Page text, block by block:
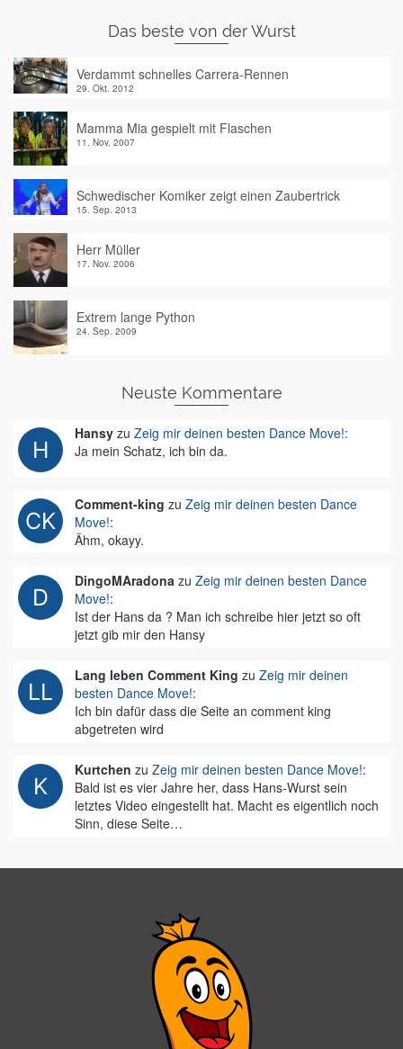
Das beste von der Wurst
Verdammt schnelles Carrera-Rennen
29. Okt. 2012
Mamma Mia gespielt mit Flaschen
11. Nov. 2007
Schwedischer Komiker zeigt einen Zaubertrick
15. Sep. 2013
Herr Müller
17. Nov. 2006
Extrem lange Python
24. Sep. 2009
Neuste Kommentare
Hansy zu Zeig mir deinen besten Dance Move!:
Ja mein Schatz, ich bin da.
Comment-king zu Zeig mir deinen besten Dance
Move!:
Ähm, okayy.
DingoMAradona zu Zeig mir deinen besten Dance
Move!:
Ist der Hans da ? Man ich schreibe hier jetzt so oft
jetzt gib mir den Hansy
Lang leben Comment King zu Zeig mir deinen
besten Dance Move!:
Ich bin dafür dass die Seite an comment king
abgetreten wird
Kurtchen zu Zeig mir deinen besten Dance Move!:
Bald ist es vier Jahre her, dass Hans-Wurst sein
letztes Video eingestellt hat. Macht es eigentlich noch
Sinn, diese Seite…